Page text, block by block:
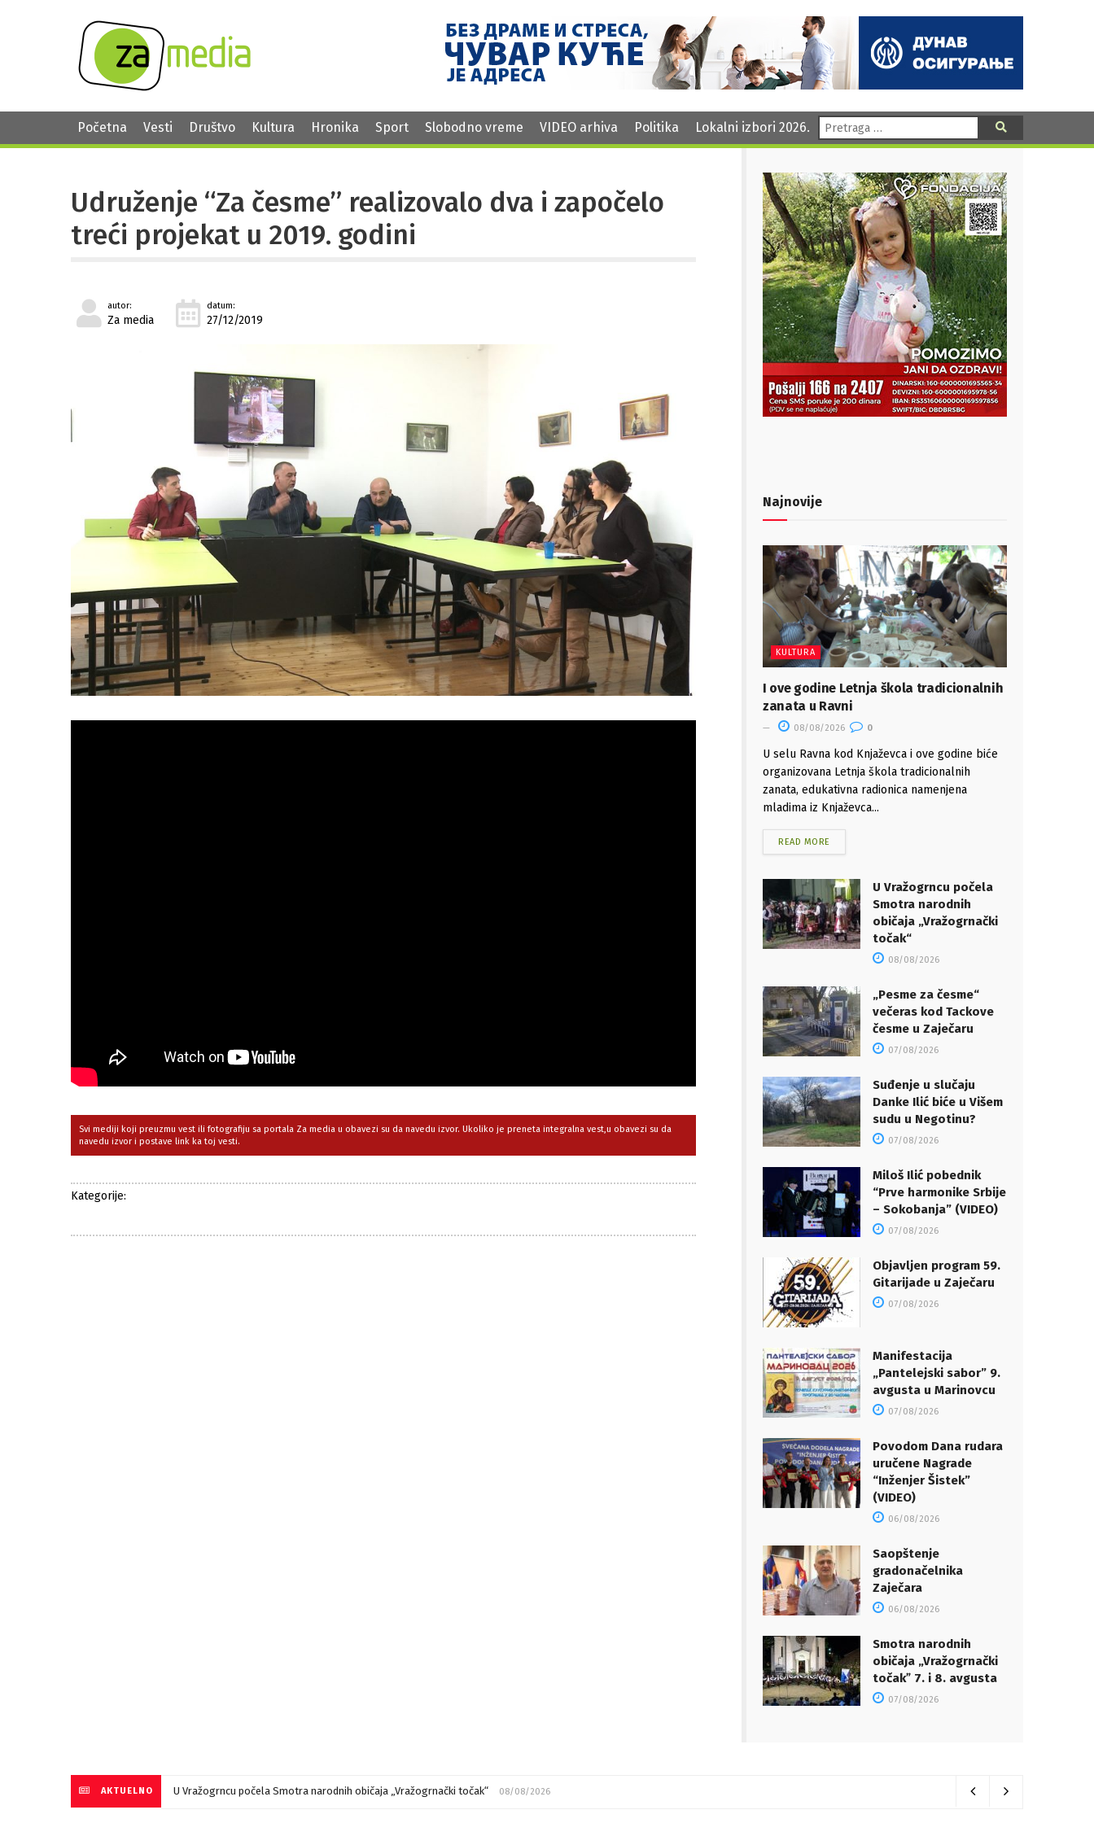
Početna Vesti Društvo Kultura Hronika Sport Slobodno vreme VIDEO arhiva Politika Lokalni izbori 2026. Pretraga:
Udruženje “Za česme” realizovalo dva i započelo
treći projekat u 2019. godini
autor:
Za media
datum:
27/12/2019
Svi mediji koji preuzmu vest ili fotografiju sa portala Za media u obavezi su da navedu izvor. Ukoliko je preneta integralna vest,u obavezi su da
navedu izvor i postave link ka toj vesti.
Kategorije:
Najnovije
KULTURA
I ove godine Letnja škola tradicionalnih
zanata u Ravni
08/08/2026 0
U selu Ravna kod Knjaževca i ove godine biće
organizovana Letnja škola tradicionalnih
zanata, edukativna radionica namenjena
mladima iz Knjaževca...
READ MORE
U Vražogrncu počela
Smotra narodnih
običaja „Vražogrnački
točak“
08/08/2026
„Pesme za česme“
večeras kod Tackove
česme u Zaječaru
07/08/2026
Suđenje u slučaju
Danke Ilić biće u Višem
sudu u Negotinu?
07/08/2026
Miloš Ilić pobednik
“Prve harmonike Srbije
– Sokobanja” (VIDEO)
07/08/2026
Objavljen program 59.
Gitarijade u Zaječaru
07/08/2026
Manifestacija
„Pantelejski sabor” 9.
avgusta u Marinovcu
07/08/2026
Povodom Dana rudara
uručene Nagrade
“Inženjer Šistek”
(VIDEO)
06/08/2026
Saopštenje
gradonačelnika
Zaječara
06/08/2026
Smotra narodnih
običaja „Vražogrnački
točakˮ 7. i 8. avgusta
07/08/2026
AKTUELNO U Vražogrncu počela Smotra narodnih običaja „Vražogrnački točak“ 08/08/2026